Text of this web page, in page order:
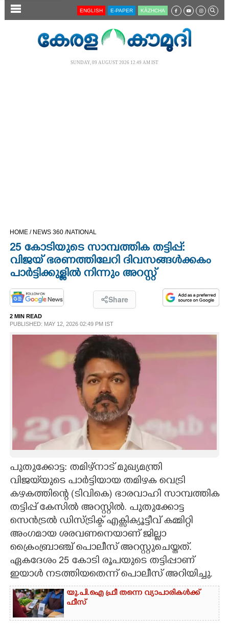
SECTIONS
OPINION
PHOTOS
LIFESTYLE
SPIRITUAL
ASTRO
CARTOONS
LITERATURE
ZOOM
CONTACT US
ENGLISH E-PAPER KĀZHCHA
SUNDAY, 09 AUGUST 2026 12.49 AM IST
HOME / NEWS 360 /NATIONAL
25 കോടിയുടെ സാമ്പത്തിക തട്ടിപ്പ്:
വിജയ് ഭരണത്തിലേറി ദിവസങ്ങൾക്കകം
പാർട്ടിക്കുള്ളിൽ നിന്നും അറസ്റ്റ്
Share
2 MIN READ
PUBLISHED: MAY 12, 2026 02:49 PM IST
പുതുക്കോട്ട: തമിഴ്നാട് മുഖ്യമന്ത്രി
വിജയ്‌യുടെ പാർട്ടിയായ തമിഴക വെട്രി
കഴകത്തിന്റെ (ടിവികെ) ഭാരവാഹി സാമ്പത്തിക
തട്ടിപ്പ് കേസിൽ അറസ്റ്റിൽ. പുതുക്കോട്ട
സെൻട്രൽ ഡിസ്ട്രിക്ട് എക്സിക്യൂട്ടീവ് കമ്മിറ്റി
അംഗമായ ശരവണനെയാണ് ജില്ലാ
ക്രൈംബ്രാഞ്ച് പൊലീസ് അറസ്റ്റുചെയ്തത്.
ഏകദേശം 25 കോടി രൂപയുടെ തട്ടിപ്പാണ്
ഇയാൾ നടത്തിയതെന്ന് പൊലീസ് അറിയിച്ചു.
യു.പി.ഐ ഫ്രീ തന്നെ വ്യാപാരികൾക്ക്
ഫീസ്